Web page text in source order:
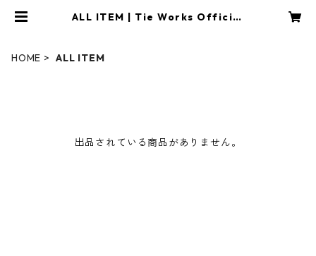
ALL ITEM | Tie Works Official
HOME ALL ITEM
出品されている商品がありません。